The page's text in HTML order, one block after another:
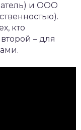
и ООО
кто
– для